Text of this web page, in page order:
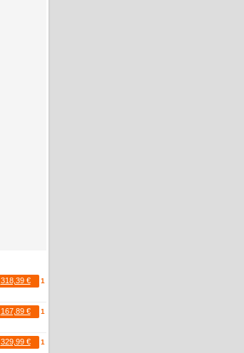
318,39 € 1
167,89 € 1
329,99 € 1